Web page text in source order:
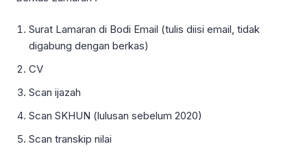
Surat Lamaran di Bodi Email (tulis diisi email, tidak
digabung dengan berkas)
CV
Scan ijazah
Scan SKHUN (lulusan sebelum 2020)
Scan transkip nilai